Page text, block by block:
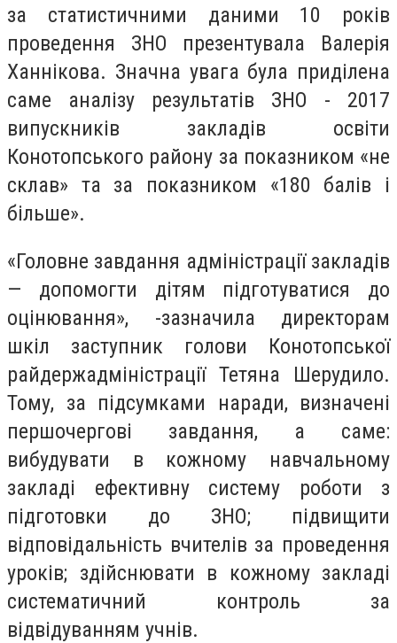
за статистичними даними 10 років
проведення ЗНО презентувала Валерія
Ханнікова. Значна увага була приділена
саме аналізу результатів ЗНО - 2017
випускників закладів освіти
Конотопського району за показником «не
склав» та за показником «180 балів і
більше».
«Головне завдання адміністрації закладів
— допомогти дітям підготуватися до
оцінювання», -зазначила директорам
шкіл заступник голови Конотопської
райдержадміністрації Тетяна Шерудило.
Тому, за підсумками наради, визначені
першочергові завдання, а саме:
вибудувати в кожному навчальному
закладі ефективну систему роботи з
підготовки до ЗНО; підвищити
відповідальність вчителів за проведення
уроків; здійснювати в кожному закладі
систематичний контроль за
відвідуванням учнів.